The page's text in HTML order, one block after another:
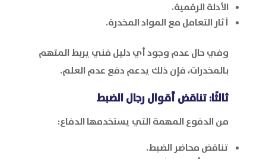
الأدلة الرقمية.
آثار التعامل مع المواد المخدرة.
وفي حال عدم وجود أي دليل فني يربط المتهم
بالمخدرات، فإن ذلك يدعم دفع عدم العلم.
ثالثًا: تناقض أقوال رجال الضبط
من الدفوع المهمة التي يستخدمها الدفاع:
تناقض محاضر الضبط.